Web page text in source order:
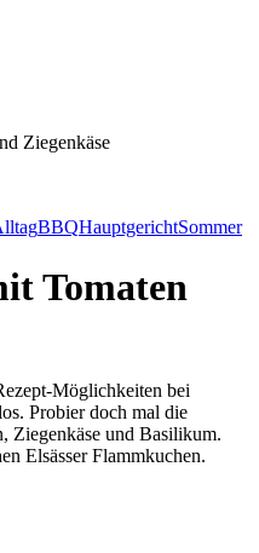
Ziegenkäse
BBQHauptgerichtSommer
Tomaten
Möglichkeiten bei
Probier doch mal die
Ziegenkäse und Basilikum.
Elsässer Flammkuchen.